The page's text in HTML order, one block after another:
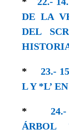
DE LA
DEL
* 23.-
L Y *L’
*
ÁRBOL